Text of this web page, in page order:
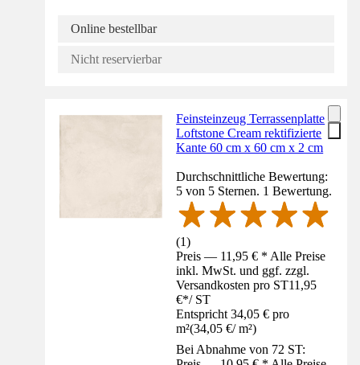
Online bestellbar
Nicht reservierbar
Feinsteinzeug Terrassenplatte
Loftstone Cream rektifizierte
Kante 60 cm x 60 cm x 2 cm
Durchschnittliche Bewertung:
5 von 5 Sternen. 1 Bewertung.
(1)
Preis — 11,95 € * Alle Preise
inkl. MwSt. und ggf. zzgl.
Versandkosten pro ST11,95
€*/ ST
Entspricht 34,05 € pro
m²(34,05 €/ m²)
Bei Abnahme von 72 ST: